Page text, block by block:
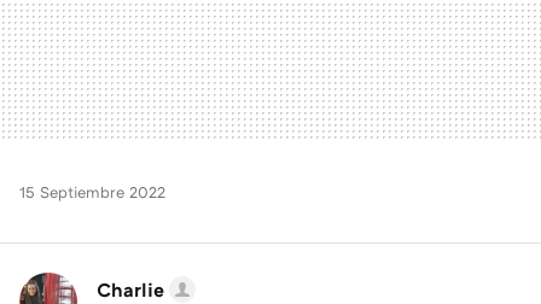
15 Septiembre 2022
Charlie